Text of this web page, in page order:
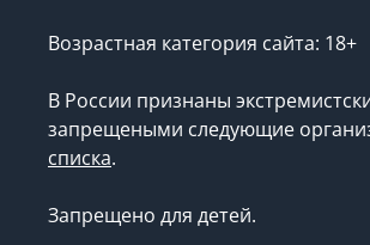
Возрастная категория сайта: 18+
В России признаны
запрещеными следующие
списка.
Запрещено для детей.